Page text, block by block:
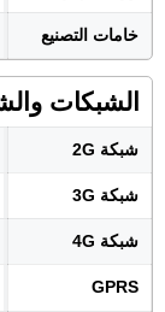
خامات التصنيع
الشبكات
شبكة 2G
شبكة 3G
شبكة 4G
GPRS